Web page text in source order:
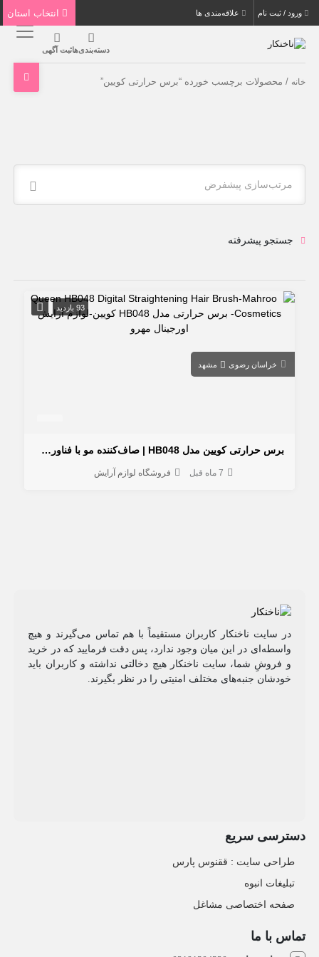
ورود / ثبت نام علاقه‌مندی ها
دسته‌بندی‌هاثبت آگهی
خانه / محصولات برچسب خورده “برس حرارتی کویین”
مرتب‌سازی پیشفرض
جستجو پیشرفته
93 بازدید
خراسان رضوی مشهد
برس حرارتی کویین مدل HB048 | صاف‌کننده مو با فناوری آیونیک
7 ماه قبل فروشگاه لوازم آرایش
در سایت ناخنکار کاربران مستقیماً با هم تماس می‌گیرند و هیچ
واسطه‌ای در این میان وجود ندارد، پس دقت فرمایید که در خرید
و فروشِ شما، سایت ناخنکار هیچ دخالتی نداشته و کاربران باید
خودشان جنبه‌های مختلف امنیتی را در نظر بگیرند.
دسترسی سریع
طراحی سایت :‌ ققنوس پارس
تبلیغات انبوه
صفحه اختصاصی مشاغل
تماس با ما